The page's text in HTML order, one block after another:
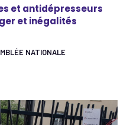
et antidépresseurs
et inégalités
NATIONALE